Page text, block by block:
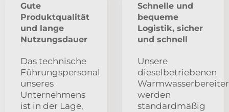
Gute
Produktqualität
und lange
Nutzungsdauer
Das technische
Führungspersonal
unseres
Unternehmens
ist in der Lage,
Schnelle und
bequeme
Logistik, sicher
und schnell
Unsere
dieselbetriebenen
Warmwasserbereiter
werden
standardmäßig